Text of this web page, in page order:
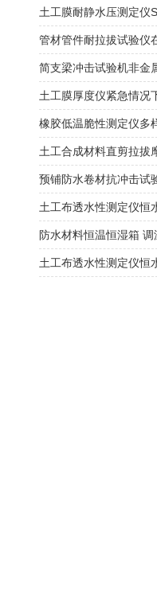
土工膜耐静水压测定仪
管材管件耐拉拔试验仪
简支梁冲击试验机非金
土工膜厚度仪紧急情况
橡胶低温脆性测定仪多